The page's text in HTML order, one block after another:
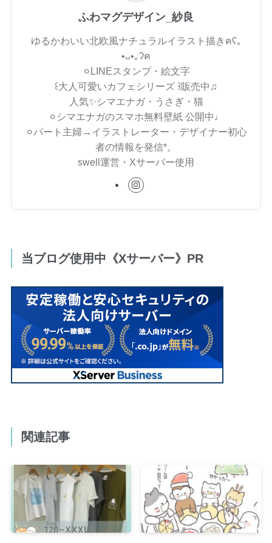
ふわマグデザイン_紗良
ゆるかわいい北欧風ナチュラルイラスト描きฅʕ｡
•ᴗ•｡ʔฅ
⚪︎LINEスタンプ・絵文字
꒰大人可愛いカフェシリーズ ꒱販売中♫
人気✨シマエナガ・うさぎ・猫
⚪︎シマエナガのスマホ無料壁紙 公開中♩
⚪︎パート主婦→イラストレーター・デザイナー初心
者の情報を発信*。
swell運営・Xサーバー使用
当ブログ使用中《Xサーバー》PR
関連記事